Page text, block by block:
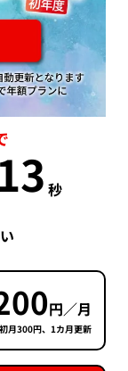
12 秒
円／月
月300円、1カ月更新